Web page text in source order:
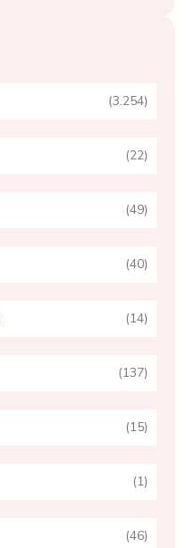
(3.254)
(22)
(49)
(40)
(14)
(137)
(15)
(1)
(46)